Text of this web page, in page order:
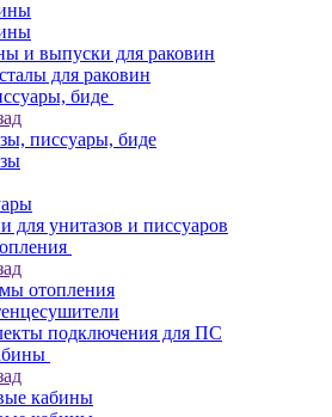
и выпуски для раковин
для раковин
биде
писсуары, биде
для унитазов и писсуаров
отопления
подключения для ПС
кабины